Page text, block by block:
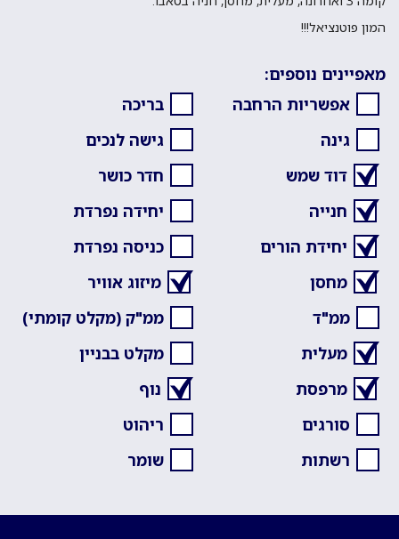
המון פוטנציאל!!!
מאפיינים נוספים:
אפשריות הרחבה
בריכה
גינה
גישה לנכים
דוד שמש
חדר כושר
חנייה
יחידה נפרדת
יחידת הורים
כניסה נפרדת
מחסן
מיזוג אוויר
ממ"ד
ממ"ק (מקלט קומתי)
מעלית
מקלט בבניין
מרפסת
נוף
סורגים
ריהוט
רשתות
שומר